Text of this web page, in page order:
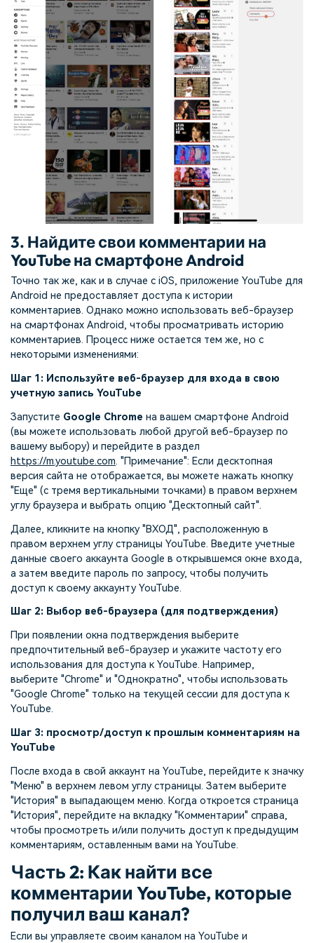
3. Найдите свои комментарии на
YouTube на смартфоне Android
Точно так же, как и в случае с iOS, приложение YouTube для
Android не предоставляет доступа к истории
комментариев. Однако можно использовать веб-браузер
на смартфонах Android, чтобы просматривать историю
комментариев. Процесс ниже остается тем же, но с
некоторыми изменениями:
Шаг 1: Используйте веб-браузер для входа в свою
учетную запись YouTube
Запустите Google Chrome на вашем смартфоне Android
(вы можете использовать любой другой веб-браузер по
вашему выбору) и перейдите в раздел
https://m.youtube.com. "Примечание": Если десктопная
версия сайта не отображается, вы можете нажать кнопку
"Еще" (с тремя вертикальными точками) в правом верхнем
углу браузера и выбрать опцию "Десктопный сайт".
Далее, кликните на кнопку "ВХОД", расположенную в
правом верхнем углу страницы YouTube. Введите учетные
данные своего аккаунта Google в открывшемся окне входа,
а затем введите пароль по запросу, чтобы получить
доступ к своему аккаунту YouTube.
Шаг 2: Выбор веб-браузера (для подтверждения)
При появлении окна подтверждения выберите
предпочтительный веб-браузер и укажите частоту его
использования для доступа к YouTube. Например,
выберите "Chrome" и "Однократно", чтобы использовать
"Google Chrome" только на текущей сессии для доступа к
YouTube.
Шаг 3: просмотр/доступ к прошлым комментариям на
YouTube
После входа в свой аккаунт на YouTube, перейдите к значку
"Меню" в верхнем левом углу страницы. Затем выберите
"История" в выпадающем меню. Когда откроется страница
"История", перейдите на вкладку "Комментарии" справа,
чтобы просмотреть и/или получить доступ к предыдущим
комментариям, оставленным вами на YouTube.
Часть 2: Как найти все
комментарии YouTube, которые
получил ваш канал?
Если вы управляете своим каналом на YouTube и